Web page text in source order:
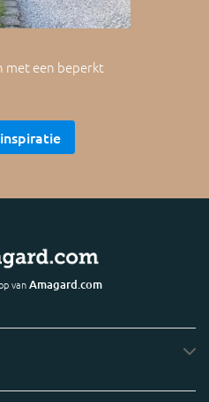
met een beperkt
vanAmagard.com